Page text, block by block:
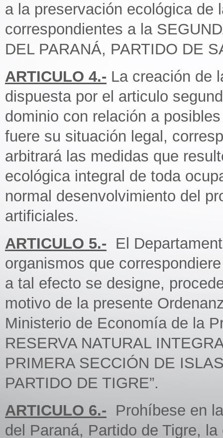
a la preservación ecológica de
correspondientes a la
DEL PARANÁ, PARTIDO DE
ARTICULO 4.- La creación de
dispuesta por el articulo
dominio con relación a
fuere su situación legal,
arbitrará las medidas que
ecológica integral de toda
normal desenvolvimiento del
artificiales.
ARTICULO 5.- El
organismos que
a tal efecto se designe,
motivo de la presente
Ministerio de Economía de la
RESERVA NATURAL
PRIMERA SECCIÓN DE
PARTIDO DE TIGRE”.
ARTICULO 6.- Prohíbese en
del Paraná, Partido de Tigre,